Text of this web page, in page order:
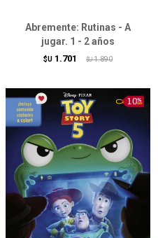
Abremente: Rutinas - A
jugar. 1 - 2 años
$U 1.701 $U 1.890